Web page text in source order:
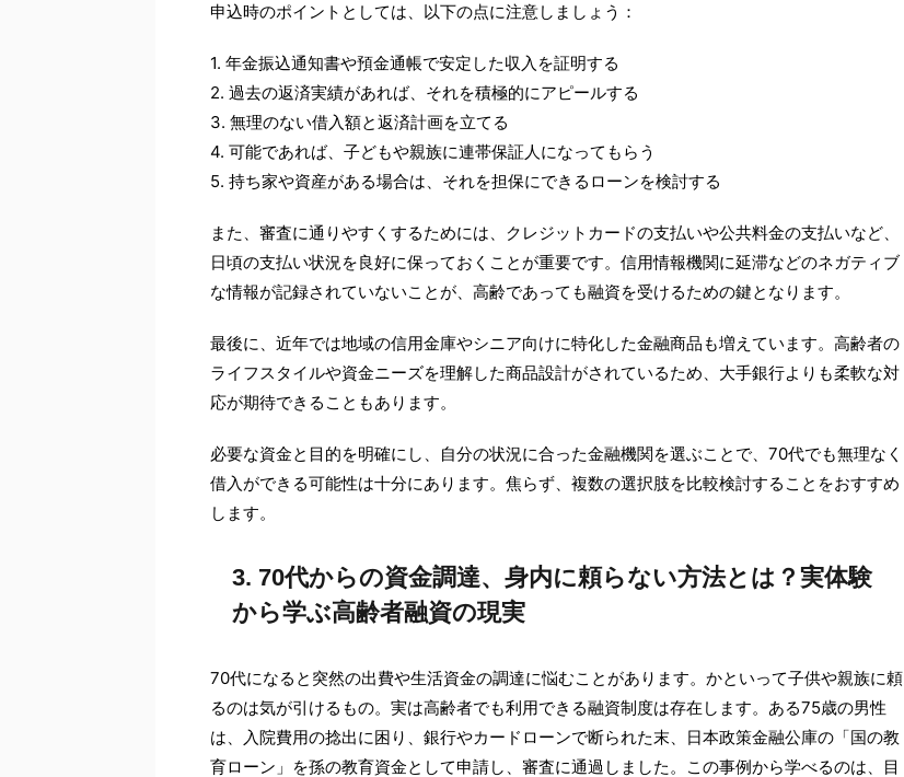
申込時のポイントとしては、以下の点に注意しましょう：
1. 年金振込通知書や預金通帳で安定した収入を証明する
2. 過去の返済実績があれば、それを積極的にアピールする
3. 無理のない借入額と返済計画を立てる
4. 可能であれば、子どもや親族に連帯保証人になってもらう
5. 持ち家や資産がある場合は、それを担保にできるローンを検討する
また、審査に通りやすくするためには、クレジットカードの支払いや公共料金の支払いなど、
日頃の支払い状況を良好に保っておくことが重要です。信用情報機関に延滞などのネガティブ
な情報が記録されていないことが、高齢であっても融資を受けるための鍵となります。
最後に、近年では地域の信用金庫やシニア向けに特化した金融商品も増えています。高齢者の
ライフスタイルや資金ニーズを理解した商品設計がされているため、大手銀行よりも柔軟な対
応が期待できることもあります。
必要な資金と目的を明確にし、自分の状況に合った金融機関を選ぶことで、70代でも無理なく
借入ができる可能性は十分にあります。焦らず、複数の選択肢を比較検討することをおすすめ
します。
3. 70代からの資金調達、身内に頼らない方法とは？実体験
から学ぶ高齢者融資の現実
70代になると突然の出費や生活資金の調達に悩むことがあります。かといって子供や親族に頼
るのは気が引けるもの。実は高齢者でも利用できる融資制度は存在します。ある75歳の男性
は、入院費用の捻出に困り、銀行やカードローンで断られた末、日本政策金融公庫の「国の教
育ローン」を孫の教育資金として申請し、審査に通過しました。この事例から学べるのは、目